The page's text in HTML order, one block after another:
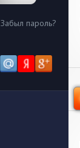
Забыл пароль?